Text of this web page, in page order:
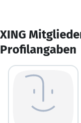
XING
Profilangaben